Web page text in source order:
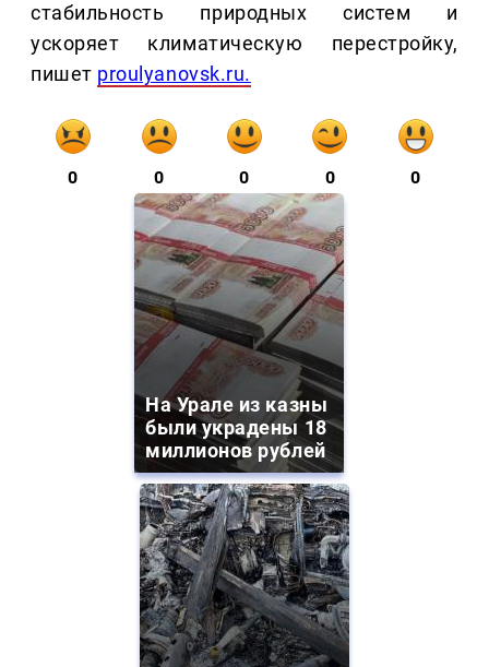
стабильность природных систем и
ускоряет климатическую перестройку,
пишет proulyanovsk.ru.
0 0 0 0 0
На Урале из казны
были украдены 18
миллионов рублей